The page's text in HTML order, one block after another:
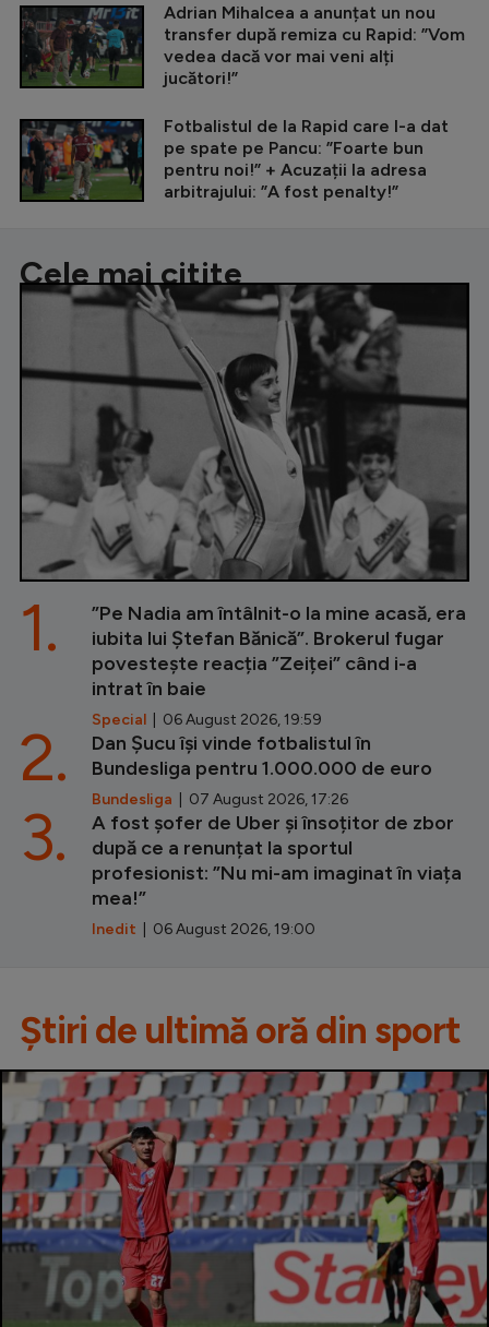
Adrian Mihalcea a anunțat un nou
transfer după remiza cu Rapid: ”Vom
vedea dacă vor mai veni alți
jucători!”
Fotbalistul de la Rapid care l-a dat
pe spate pe Pancu: ”Foarte bun
pentru noi!” + Acuzații la adresa
arbitrajului: ”A fost penalty!”
Cele mai citite
”Pe Nadia am întâlnit-o la mine acasă, era
iubita lui Ștefan Bănică”. Brokerul fugar
povestește reacția ”Zeiței” când i-a
intrat în baie
Special | 06 August 2026, 19:59
1.
Dan Șucu își vinde fotbalistul în
Bundesliga pentru 1.000.000 de euro
Bundesliga | 07 August 2026, 17:26
2.
A fost șofer de Uber și însoțitor de zbor
după ce a renunțat la sportul
profesionist: ”Nu mi-am imaginat în viața
mea!”
Inedit | 06 August 2026, 19:00
3.
Știri de ultimă oră din sport